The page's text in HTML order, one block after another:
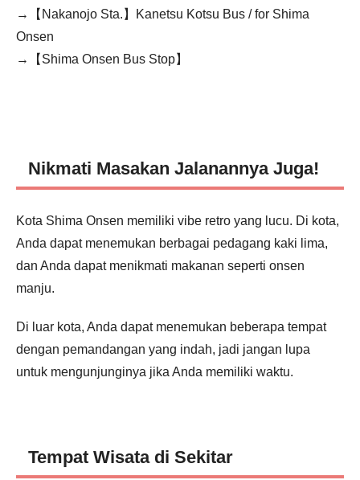
→【Nakanojo Sta.】Kanetsu Kotsu Bus / for Shima
Onsen
→【Shima Onsen Bus Stop】
Nikmati Masakan Jalanannya Juga!
Kota Shima Onsen memiliki vibe retro yang lucu. Di kota,
Anda dapat menemukan berbagai pedagang kaki lima,
dan Anda dapat menikmati makanan seperti onsen
manju.
Di luar kota, Anda dapat menemukan beberapa tempat
dengan pemandangan yang indah, jadi jangan lupa
untuk mengunjunginya jika Anda memiliki waktu.
Tempat Wisata di Sekitar